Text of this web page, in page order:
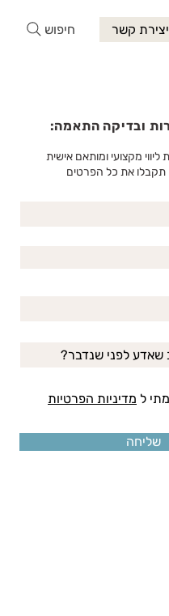
יצירת קשר חיפוש
ובדיקה התאמה:
ליווי מקצועי ומותאם אישית
את כל הפרטים
ל מדיניות הפרטיות
שליחה